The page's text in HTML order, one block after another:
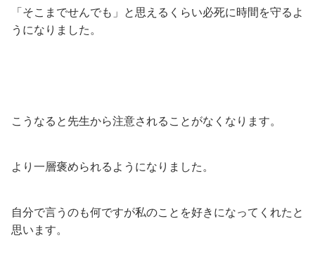
「そこまでせんでも」と思えるくらい必死に時間を守るよ
うになりました。
こうなると先生から注意されることがなくなります。
より一層褒められるようになりました。
自分で言うのも何ですが私のことを好きになってくれたと
思います。